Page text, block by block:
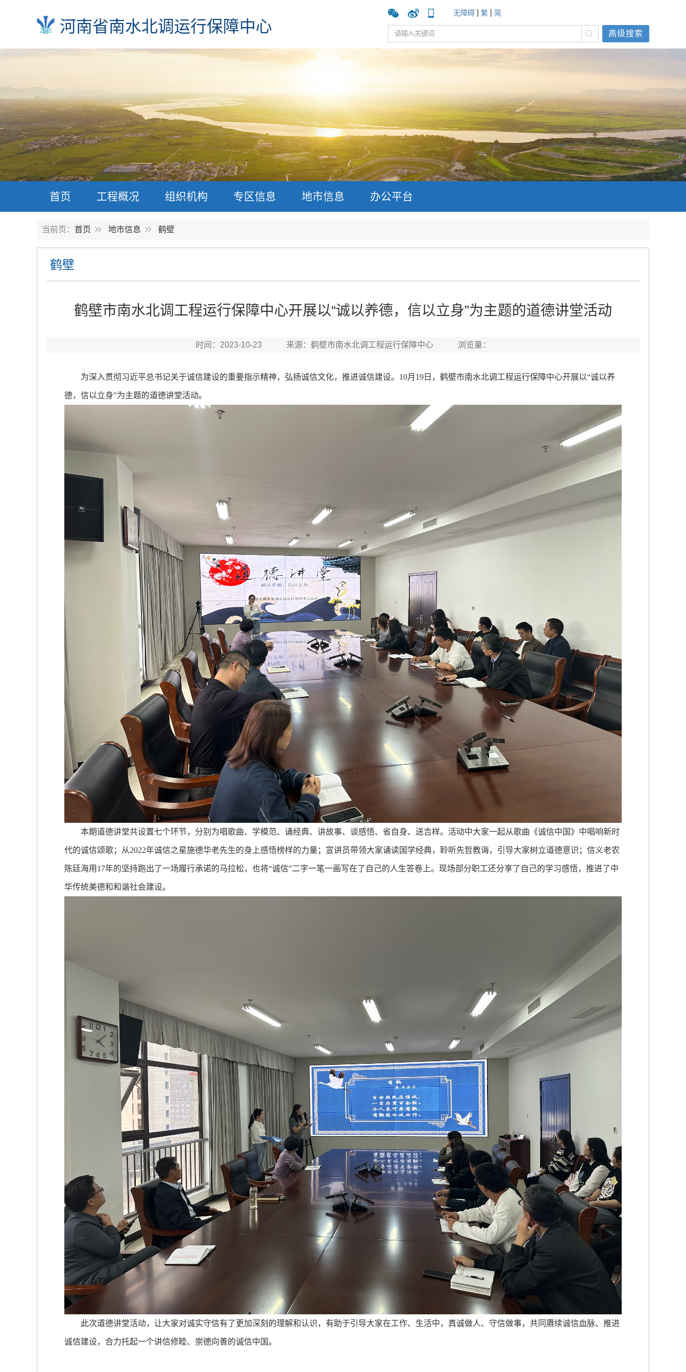
河南省南水北调运行保障中心
无障碍 繁 简
高级搜索
首页 工程概况 组织机构 专区信息 地市信息 办公平台
当前页： 首页 地市信息 鹤壁
鹤壁
鹤壁市南水北调工程运行保障中心开展以“诚以养德，信以立身”为主题的道德讲堂活动
时间：2023-10-23 来源：鹤壁市南水北调工程运行保障中心 浏览量：
为深入贯彻习近平总书记关于诚信建设的重要指示精神，弘扬诚信文化，推进诚信建设。10月19日，鹤壁市南水北调工程运行保障中心开展以“诚以养
德，信以立身”为主题的道德讲堂活动。
本期道德讲堂共设置七个环节，分别为唱歌曲、学模范、诵经典、讲故事、谈感悟、省自身、送吉样。活动中大家一起从歌曲《诚信中国》中唱响新时
代的诚信颂歌；从2022年诚信之星施德华老先生的身上感悟榜样的力量；宣讲员带领大家诵读国学经典，聆听先哲教诲，引导大家树立道德意识；信义老农
陈廷海用17年的坚持跑出了一场履行承诺的马拉松，也将“诚信”二字一笔一画写在了自己的人生答卷上。现场部分职工还分享了自己的学习感悟，推进了中
华传统美德和和谐社会建设。
此次道德讲堂活动，让大家对诚实守信有了更加深刻的理解和认识，有助于引导大家在工作、生活中，真诚做人、守信做事，共同赓续诚信血脉、推进
诚信建设，合力托起一个讲信修睦、崇德向善的诚信中国。